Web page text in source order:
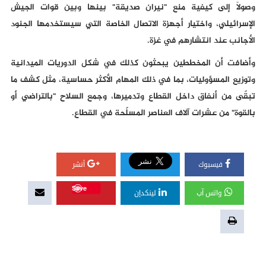
وصولاً إلى كيفية منع "نيران صديقة" بينها وبين قوات الجيش
الإسرائيلي، واختيار أجهزة الاتصال الخاصة التي سيستخدمها الجنود
الأجانب عند انتشارهم في غزة.
وأضافت أن المخططين يبحثون كذلك في شكل الدوريات الميدانية
وتوزيع المسؤوليات، بما في ذلك المهام الأكثر حساسية، مثل كشف ما
تبقّى من أنفاق داخل القطاع وتدميرها، وجمع السلاح "بالتراضي أو
بالقوة" من عشرات آلاف العناصر المسلّحة في القطاع.
فيسبوك أنشر
واتس آب لينكدإن
Save